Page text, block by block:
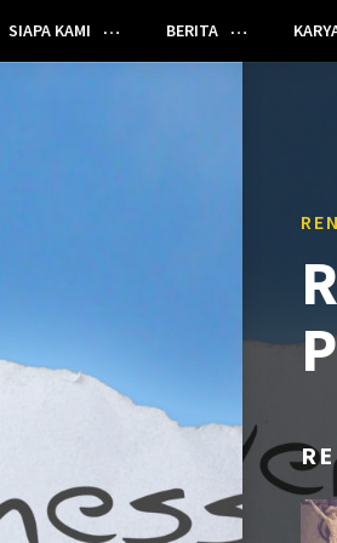
SIAPA KAMI BERITA